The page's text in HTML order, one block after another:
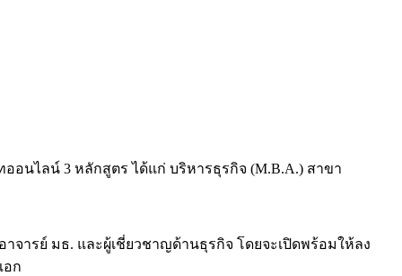
นไลน์ 3 หลักสูตร ได้แก่ บริหารธุรกิจ (M.B.A.) สาขา
ารย์ มธ. และผู้เชี่ยวชาญด้านธุรกิจ โดยจะเปิดพร้อมให้ลง
อก